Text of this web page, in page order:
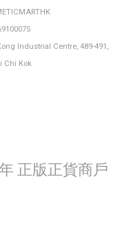
Industrial Centre, 489-491,
Chi Kok
正版正貨商戶